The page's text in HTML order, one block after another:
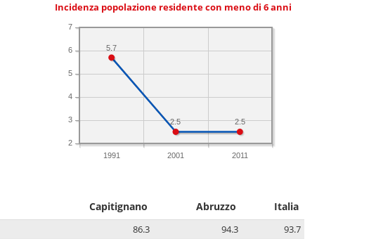
Incidenza popolazione residente con meno di 6 anni
1991 2001 2011
2
3
4
5
6
7
2.5
2.5
5.7
Capitignano Abruzzo Italia
86.3 94.3
93.7